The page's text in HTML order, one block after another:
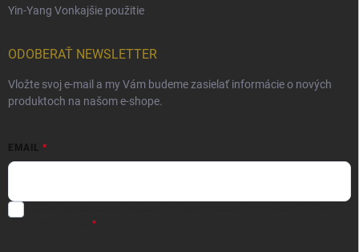
Yin-Yang Vonkajšie použitie
ODOBERAŤ NEWSLETTER
Vložte svoj e-mail a my Vám budeme zasielať informácie o nových
produktoch na našom e-shope.
EMAIL